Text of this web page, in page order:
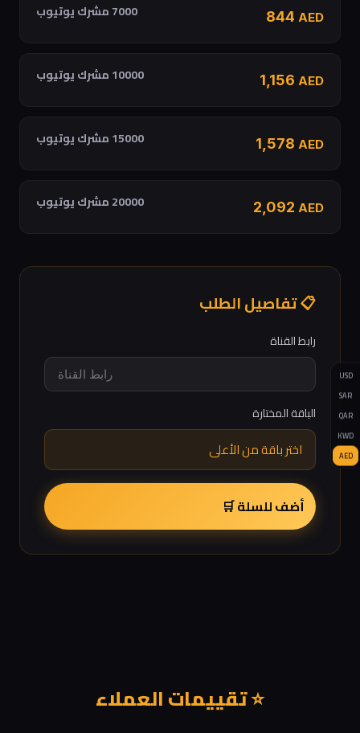
844 AED 7000 مشرك يوتيوب
1,156 AED 10000 مشرك يوتيوب
1,578 AED 15000 مشرك يوتيوب
2,092 AED 20000 مشرك يوتيوب
📋 تفاصيل الطلب
رابط القناة
الباقة المختارة
اختر باقة من الأعلى
أضف للسلة 🛒
⭐ تقييمات العملاء
USD
SAR
QAR
KWD
AED